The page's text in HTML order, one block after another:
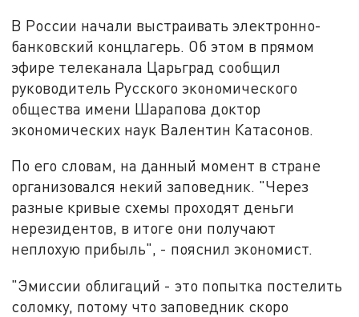
В России начали выстраивать электронно-
банковский концлагерь. Об этом в прямом
эфире телеканала Царьград сообщил
руководитель Русского экономического
общества имени Шарапова доктор
экономических наук Валентин Катасонов.
По его словам, на данный момент в стране
организовался некий заповедник. "Через
разные кривые схемы проходят деньги
нерезидентов, в итоге они получают
неплохую прибыль", - пояснил экономист.
"Эмиссии облигаций - это попытка постелить
соломку, потому что заповедник скоро